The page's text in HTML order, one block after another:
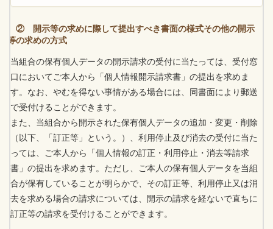
② 開示等の求めに際して提出すべき書面の様式その他の開示
等の求めの方式
当組合の保有個人データの開示請求の受付に当たっては、受付窓
口においてご本人から「個人情報開示請求書」の提出を求めま
す。なお、やむを得ない事情がある場合には、同書面により郵送
で受付けることができます。
また、当組合から開示された保有個人データの追加・変更・削除
（以下、「訂正等」という。）、利用停止及び消去の受付に当た
っては、ご本人から「個人情報の訂正・利用停止・消去等請求
書」の提出を求めます。ただし、ご本人の保有個人データを当組
合が保有していることが明らかで、その訂正等、利用停止又は消
去を求める場合の請求については、開示の請求を経ないで直ちに
訂正等の請求を受付けることができます。